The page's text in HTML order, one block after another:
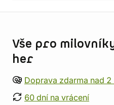
Vše pro
her
Doprava zdarma nad 2
60 dní na vrácení